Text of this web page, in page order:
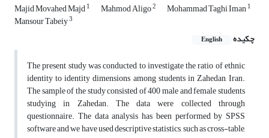
Majid Movahed Majd1 Mahmod Aligo2 Mohammad Taghi Iman1
Mansour Tabeiy3
چکیده English
The present study was conducted to investigate the ratio of ethnic
identity to identity dimensions among students in Zahedan, Iran.
The sample of the study consisted of 400 male and female students
studying in Zahedan. The data were collected through
questionnaire. The data analysis has been performed by SPSS
software and we have used descriptive statistics, such as cross-table,